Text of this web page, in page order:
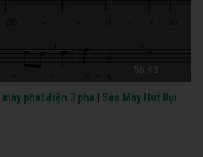
58:43
máy phát điện 3 pha
Sửa Máy Hút Bụi